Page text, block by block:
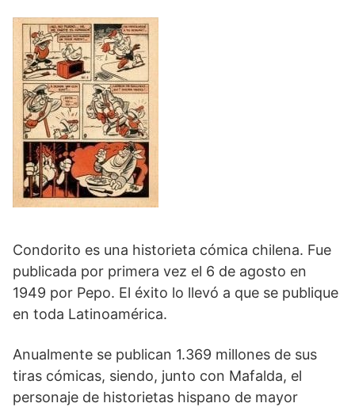
Condorito es una historieta cómica chilena. Fue
publicada por primera vez el 6 de agosto en
1949 por Pepo. El éxito lo llevó a que se publique
en toda Latinoamérica.
Anualmente se publican 1.369 millones de sus
tiras cómicas, siendo, junto con Mafalda, el
personaje de historietas hispano de mayor